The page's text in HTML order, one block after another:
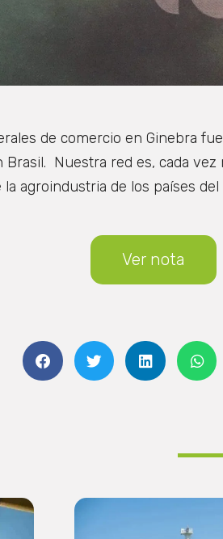
de comercio en Ginebra
Nuestra red es, cada
agroindustria de los países del
Ver nota